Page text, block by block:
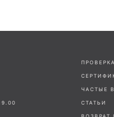
ЧАСТЫЕ
СТАТЬИ